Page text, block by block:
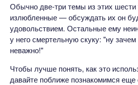
Обычно две-три темы из этих шести
излюбленные — обсуждать их он
удовольствием. Остальные ему
у него смертельную скуку: "ну
неважно!"
Чтобы лучше понять, как это
давайте поближе познакомимся